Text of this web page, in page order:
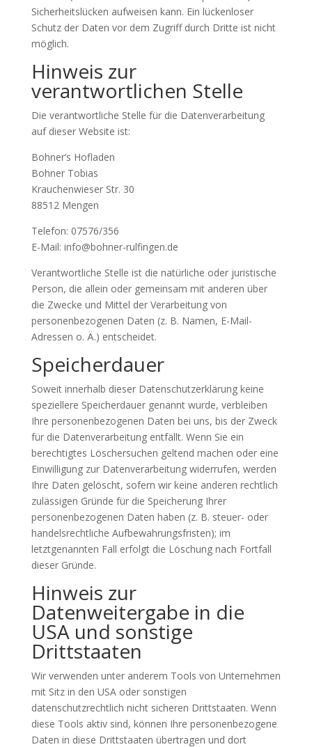
Sicherheitslücken aufweisen kann. Ein lückenloser
Schutz der Daten vor dem Zugriff durch Dritte ist nicht
möglich.
Hinweis zur
verantwortlichen Stelle
Die verantwortliche Stelle für die Datenverarbeitung
auf dieser Website ist:
Bohner’s Hofladen
Bohner Tobias
Krauchenwieser Str. 30
88512 Mengen
Telefon: 07576/356
E-Mail: info@bohner-rulfingen.de
Verantwortliche Stelle ist die natürliche oder juristische
Person, die allein oder gemeinsam mit anderen über
die Zwecke und Mittel der Verarbeitung von
personenbezogenen Daten (z. B. Namen, E-Mail-
Adressen o. Ä.) entscheidet.
Speicherdauer
Soweit innerhalb dieser Datenschutzerklärung keine
speziellere Speicherdauer genannt wurde, verbleiben
Ihre personenbezogenen Daten bei uns, bis der Zweck
für die Datenverarbeitung entfällt. Wenn Sie ein
berechtigtes Löschersuchen geltend machen oder eine
Einwilligung zur Datenverarbeitung widerrufen, werden
Ihre Daten gelöscht, sofern wir keine anderen rechtlich
zulässigen Gründe für die Speicherung Ihrer
personenbezogenen Daten haben (z. B. steuer- oder
handelsrechtliche Aufbewahrungsfristen); im
letztgenannten Fall erfolgt die Löschung nach Fortfall
dieser Gründe.
Hinweis zur
Datenweitergabe in die
USA und sonstige
Drittstaaten
Wir verwenden unter anderem Tools von Unternehmen
mit Sitz in den USA oder sonstigen
datenschutzrechtlich nicht sicheren Drittstaaten. Wenn
diese Tools aktiv sind, können Ihre personenbezogene
Daten in diese Drittstaaten übertragen und dort